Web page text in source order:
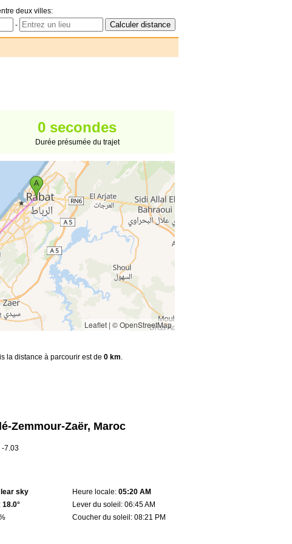
deux villes:
-
0 secondes
Durée présumée du trajet
Leaflet | © OpenStreetMap
la distance à parcourir est de 0 km.
Zemmour-Zaër, Maroc
-7.03
sky
18.0°
Heure locale: 05:20 AM
Lever du soleil: 06:45 AM
Coucher du soleil: 08:21 PM